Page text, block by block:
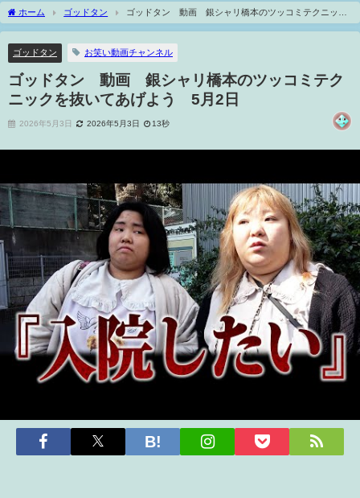
ホーム ゴッドタン
ゴッドタン 動画 銀シャリ橋本のツッコミテクニック
を抜いてあげよう 5月2日
ゴッドタン お笑い動画チャンネル
ゴッドタン 動画 銀シャリ橋本のツッコミテク
ニックを抜いてあげよう 5月2日
2026年5月3日 2026年5月3日 13秒